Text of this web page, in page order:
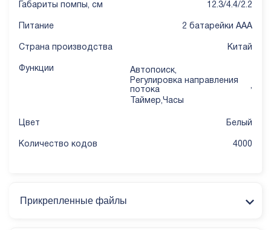
Габариты помпы, см 12.3/4.4/2.2
Питание 2 батарейки ААА
Страна производства Китай
Функции Автопоиск,
Регулировка направления
потока
,
Таймер,Часы
Цвет Белый
Количество кодов 4000
Прикрепленные файлы